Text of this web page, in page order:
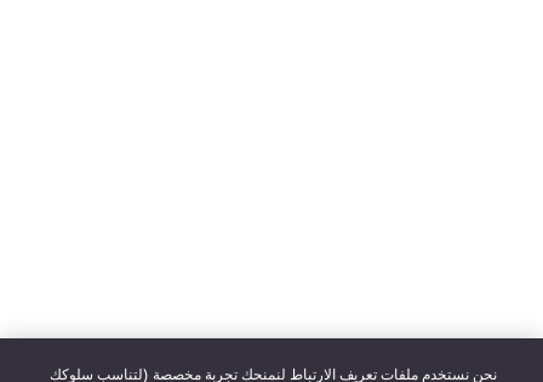
نحن نستخدم ملفات تعريف الارتباط لنمنحك تجربة مخصصة (لتناسب سلوكك